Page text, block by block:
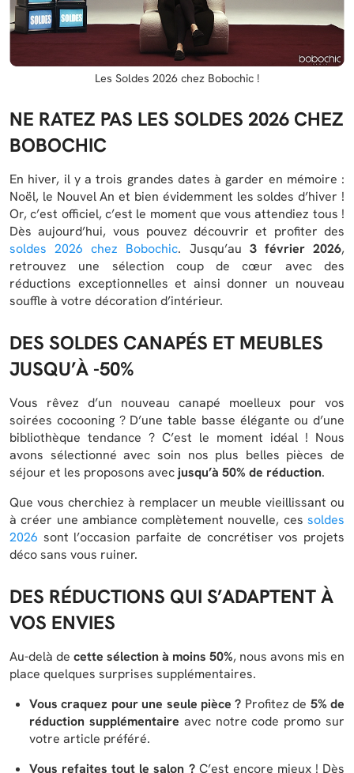
Les Soldes 2026 chez Bobochic !
NE RATEZ PAS LES SOLDES 2026 CHEZ
BOBOCHIC
En hiver, il y a trois grandes dates à garder en mémoire :
Noël, le Nouvel An et bien évidemment les soldes d’hiver !
Or, c’est officiel, c’est le moment que vous attendiez tous !
Dès aujourd’hui, vous pouvez découvrir et profiter des
soldes 2026 chez Bobochic. Jusqu’au 3 février 2026,
retrouvez une sélection coup de cœur avec des
réductions exceptionnelles et ainsi donner un nouveau
souffle à votre décoration d’intérieur.
DES SOLDES CANAPÉS ET MEUBLES
JUSQU’À -50%
Vous rêvez d’un nouveau canapé moelleux pour vos
soirées cocooning ? D’une table basse élégante ou d’une
bibliothèque tendance ? C’est le moment idéal ! Nous
avons sélectionné avec soin nos plus belles pièces de
séjour et les proposons avec jusqu’à 50% de réduction.
Que vous cherchiez à remplacer un meuble vieillissant ou
à créer une ambiance complètement nouvelle, ces soldes
2026 sont l’occasion parfaite de concrétiser vos projets
déco sans vous ruiner.
DES RÉDUCTIONS QUI S’ADAPTENT À
VOS ENVIES
Au-delà de cette sélection à moins 50%, nous avons mis en
place quelques surprises supplémentaires.
Vous craquez pour une seule pièce ? Profitez de 5% de
réduction supplémentaire avec notre code promo sur
votre article préféré.
Vous refaites tout le salon ?C’est encore mieux ! Dès